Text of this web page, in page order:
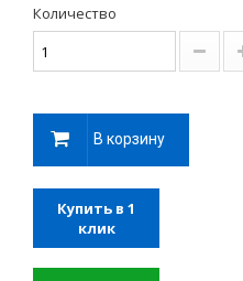
Количество
В корзину
Купить в 1
клик